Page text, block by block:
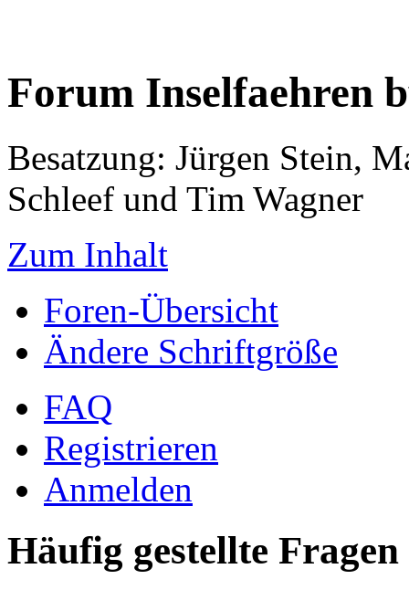
Forum Inselfaehren
Besatzung: Jürgen Stein,
Schleef und Tim Wagner
Zum Inhalt
Foren-Übersicht
Ändere Schriftgröße
FAQ
Registrieren
Anmelden
Häufig gestellte Fragen